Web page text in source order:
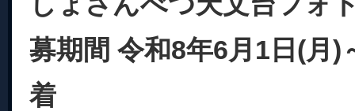
募期間 令和8年6月1日(月)
着